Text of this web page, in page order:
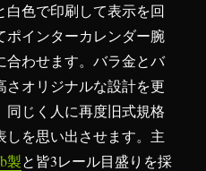
白色で印刷して表示を回
ポインターカレンダー腕
合わせます。バラ金とバ
さオリジナルな設計を更
同じく人に再度旧式規格
しを思い出させます。主
製と皆3レール目盛りを採